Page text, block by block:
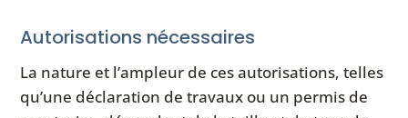
Autorisations nécessaires
La nature et l’ampleur de ces autorisations, telles
qu’une déclaration de travaux ou un permis de